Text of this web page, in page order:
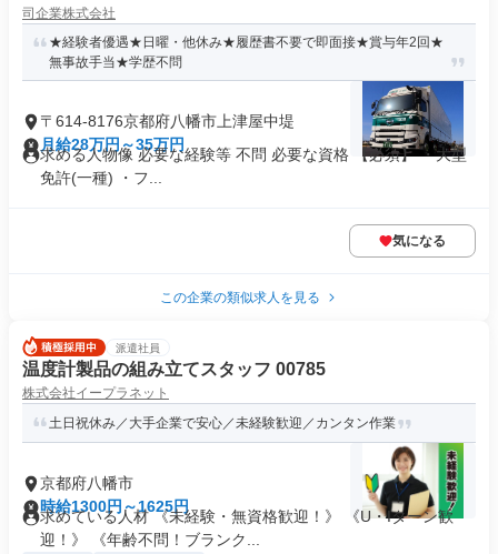
司企業株式会社
★経験者優遇★日曜・他休み★履歴書不要で即面接★賞与年2回★
無事故手当★学歴不問
〒614-8176京都府八幡市上津屋中堤
月給28万円～35万円
求める人物像 必要な経験等 不問 必要な資格 【必須】 ・大型
免許(一種) ・フ...
気になる
この企業の類似求人を見る
派遣社員
温度計製品の組み立てスタッフ 00785
株式会社イープラネット
土日祝休み／大手企業で安心／未経験歓迎／カンタン作業
京都府八幡市
時給1300円～1625円
求めている人材 《未経験・無資格歓迎！》 《U・Iターン歓
迎！》 《年齢不問！ブランク...